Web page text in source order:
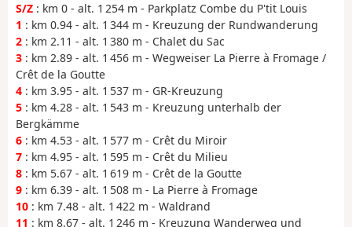
S/Z : km 0 - alt. 1 254 m - Parkplatz Combe du P'tit Louis
1 : km 0.94 - alt. 1 344 m - Kreuzung der Rundwanderung
2 : km 2.11 - alt. 1 380 m - Chalet du Sac
3 : km 2.89 - alt. 1 456 m - Wegweiser La Pierre à Fromage /
Crêt de la Goutte
4 : km 3.95 - alt. 1 537 m - GR-Kreuzung
5 : km 4.28 - alt. 1 543 m - Kreuzung unterhalb der
Bergkämme
6 : km 4.53 - alt. 1 577 m - Crêt du Miroir
7 : km 4.95 - alt. 1 595 m - Crêt du Milieu
8 : km 5.67 - alt. 1 619 m - Crêt de la Goutte
9 : km 6.39 - alt. 1 508 m - La Pierre à Fromage
10 : km 7.48 - alt. 1 422 m - Waldrand
11 : km 8.67 - alt. 1 246 m - Kreuzung Wanderweg und